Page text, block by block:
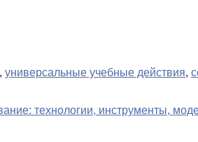
, универсальные учебные действия,
технологии, инструменты,